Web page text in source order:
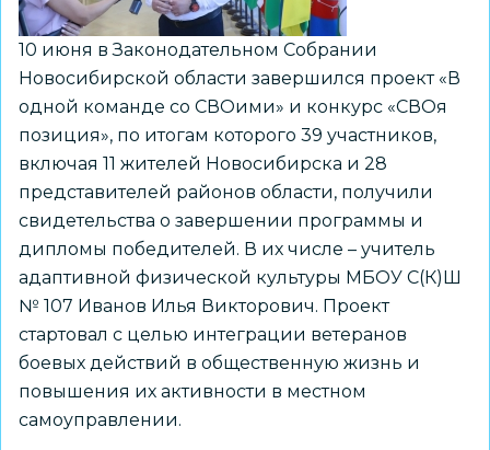
10 июня в Законодательном Собрании
Новосибирской области завершился проект «В
одной команде со СВОими» и конкурс «СВОя
позиция», по итогам которого 39 участников,
включая 11 жителей Новосибирска и 28
представителей районов области, получили
свидетельства о завершении программы и
дипломы победителей. В их числе – учитель
адаптивной физической культуры МБОУ С(К)Ш
№ 107 Иванов Илья Викторович. Проект
стартовал с целью интеграции ветеранов
боевых действий в общественную жизнь и
повышения их активности в местном
самоуправлении.